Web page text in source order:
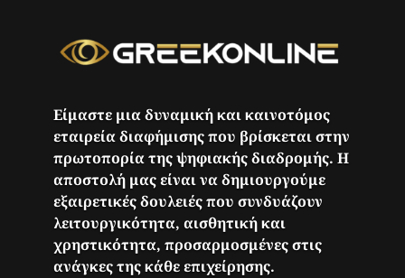
Είμαστε μια δυναμική και καινοτόμος
εταιρεία διαφήμισης που βρίσκεται στην
πρωτοπορία της ψηφιακής διαδρομής. Η
αποστολή μας είναι να δημιουργούμε
εξαιρετικές δουλειές που συνδυάζουν
λειτουργικότητα, αισθητική και
χρηστικότητα, προσαρμοσμένες στις
ανάγκες της κάθε επιχείρησης.